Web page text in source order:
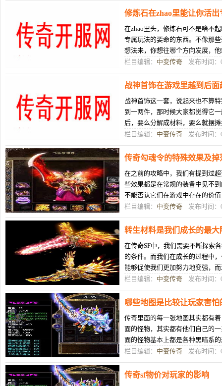
修炼石在zhao里能让你活
在zhao里头，修炼石可不是啥不
专属玩法的要命的东西。不像那
想法来，你想往哪个方向发展，
路束缚。我以前玩道士的时候，就
栏目编辑： 中变传奇 发布时间：
战神首饰在游戏里越到后面
战神首饰这一套，说起来也不算
到一两件，那时候大家都觉得它
后，要么分解成材料，要么就摆
这么多年发现，战神首饰这东西
栏目编辑： 中变传奇 发布时间：
传奇勾魂令的特殊效果及掉
在之前的攻略中，我们有提到过
些效果都是在常规的装备中见不
不能否认它们在游戏中存在的价
力的，也是我们战斗时不可或缺的
栏目编辑： 中变传奇 发布时间：
转生材料是我们成长的最大
在传奇SF中，我们需要不断探索
的条件。而我们在成长的过程中
能够促使我们更加努力地变强，
就跟游戏的难度一样，难度太低，
栏目编辑： 中变传奇 发布时间：
哪些地图是比较让玩家害怕
传奇里面的每一张地图其实都有
面的怪物，其实都有他们自己的
面的怪物基本上都是各种黑暗系
上都是各式各样的蛇类，所以大家
栏目编辑： 中变传奇 发布时间：
传奇sf物价对玩家的影响